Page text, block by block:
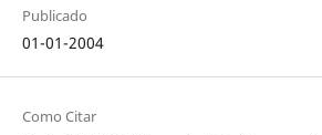
Publicado
01-01-2004
Como Citar